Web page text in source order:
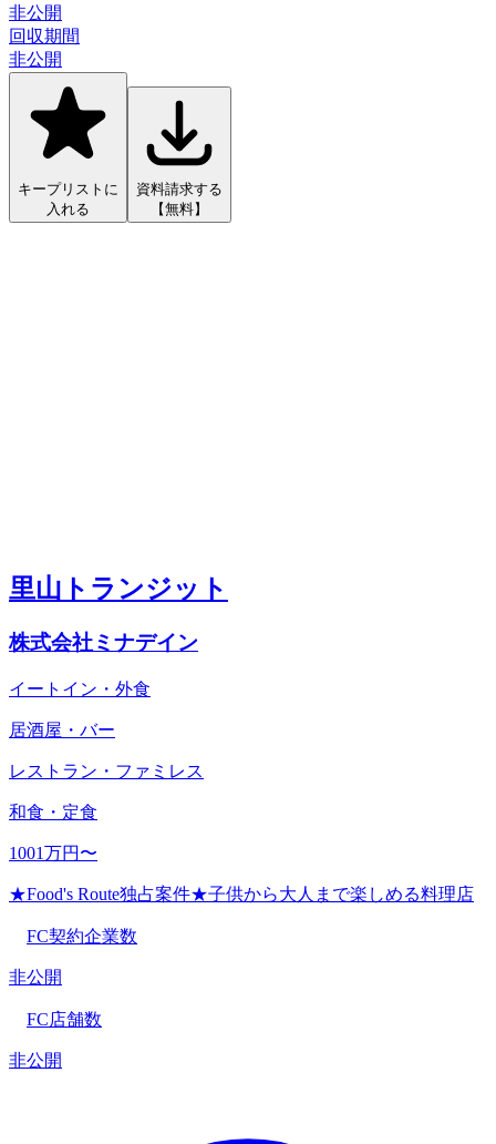
非公開
回収期間
非公開
キープリストに
入れる
資料請求する
【無料】
里山トランジット
株式会社ミナデイン
イートイン・外食
居酒屋・バー
レストラン・ファミレス
和食・定食
1001万円〜
★Food's Route独占案件★子供から大人まで楽しめる料理店
FC契約企業数
非公開
FC店舗数
非公開